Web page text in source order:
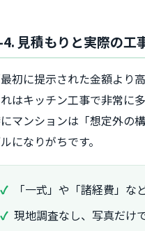
4. 見積もりと実際の工
最初に提示された金額より
はキッチン工事で非常に
マンションは「想定外の
になりがちです。
「一式」や「諸経費」
現地調査なし、写真だけ